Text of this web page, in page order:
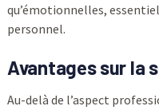
qu’émotionnelles,
personnel.
Avantages sur la
Au-delà de l’aspect